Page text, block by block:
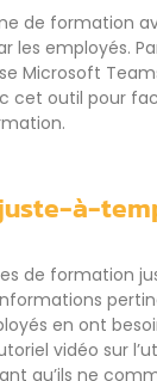
de formation
les employés.
Microsoft
cet outil pour
à-
de formation
en ont
vidéo sur
qu’ils ne